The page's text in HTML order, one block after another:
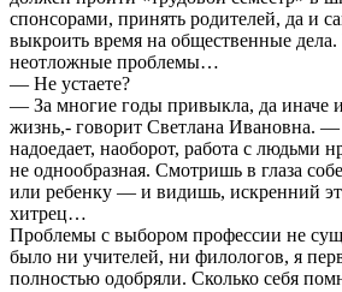
спонсорами, принять родителей, да и
выкроить время на общественные
неотложные проблемы…
— Не устаете?
— За многие годы привыкла, да иначе
жизнь,- говорит Светлана Ивановна. —
надоедает, наоборот, работа с людьми
не однообразная. Смотришь в глаза
или ребенку — и видишь, искренний
хитрец…
Проблемы с выбором профессии не
было ни учителей, ни филологов, я
полностью одобряли. Сколько себя